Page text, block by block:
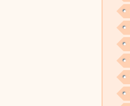
vidéo, un tutoriel
cet objet qui amusera les